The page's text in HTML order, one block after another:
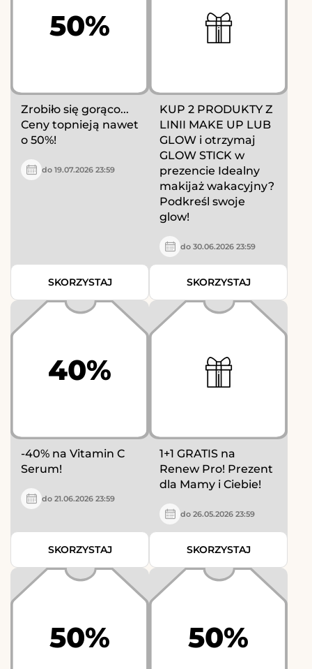
50%
Zrobiło się gorąco...
Ceny topnieją nawet
o 50%!
do 19.07.2026 23:59
SKORZYSTAJ
KUP 2 PRODUKTY Z
LINII MAKE UP LUB
GLOW i otrzymaj
GLOW STICK w
prezencie Idealny
makijaż wakacyjny?
Podkreśl swoje
glow!
do 30.06.2026 23:59
SKORZYSTAJ
40%
-40% na Vitamin C
Serum!
do 21.06.2026 23:59
SKORZYSTAJ
1+1 GRATIS na
Renew Pro! Prezent
dla Mamy i Ciebie!
do 26.05.2026 23:59
SKORZYSTAJ
50% 50%